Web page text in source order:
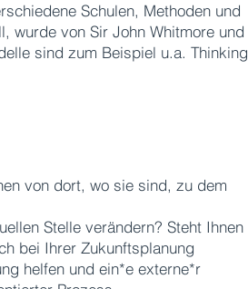
Schulen, Methoden und
wurde von Sir John Whitmore und
sind zum Beispiel u.a. Thinking
von dort, wo sie sind, zu dem
Stelle verändern? Steht Ihnen
bei Ihrer Zukunftsplanung
helfen und ein*e externe*r